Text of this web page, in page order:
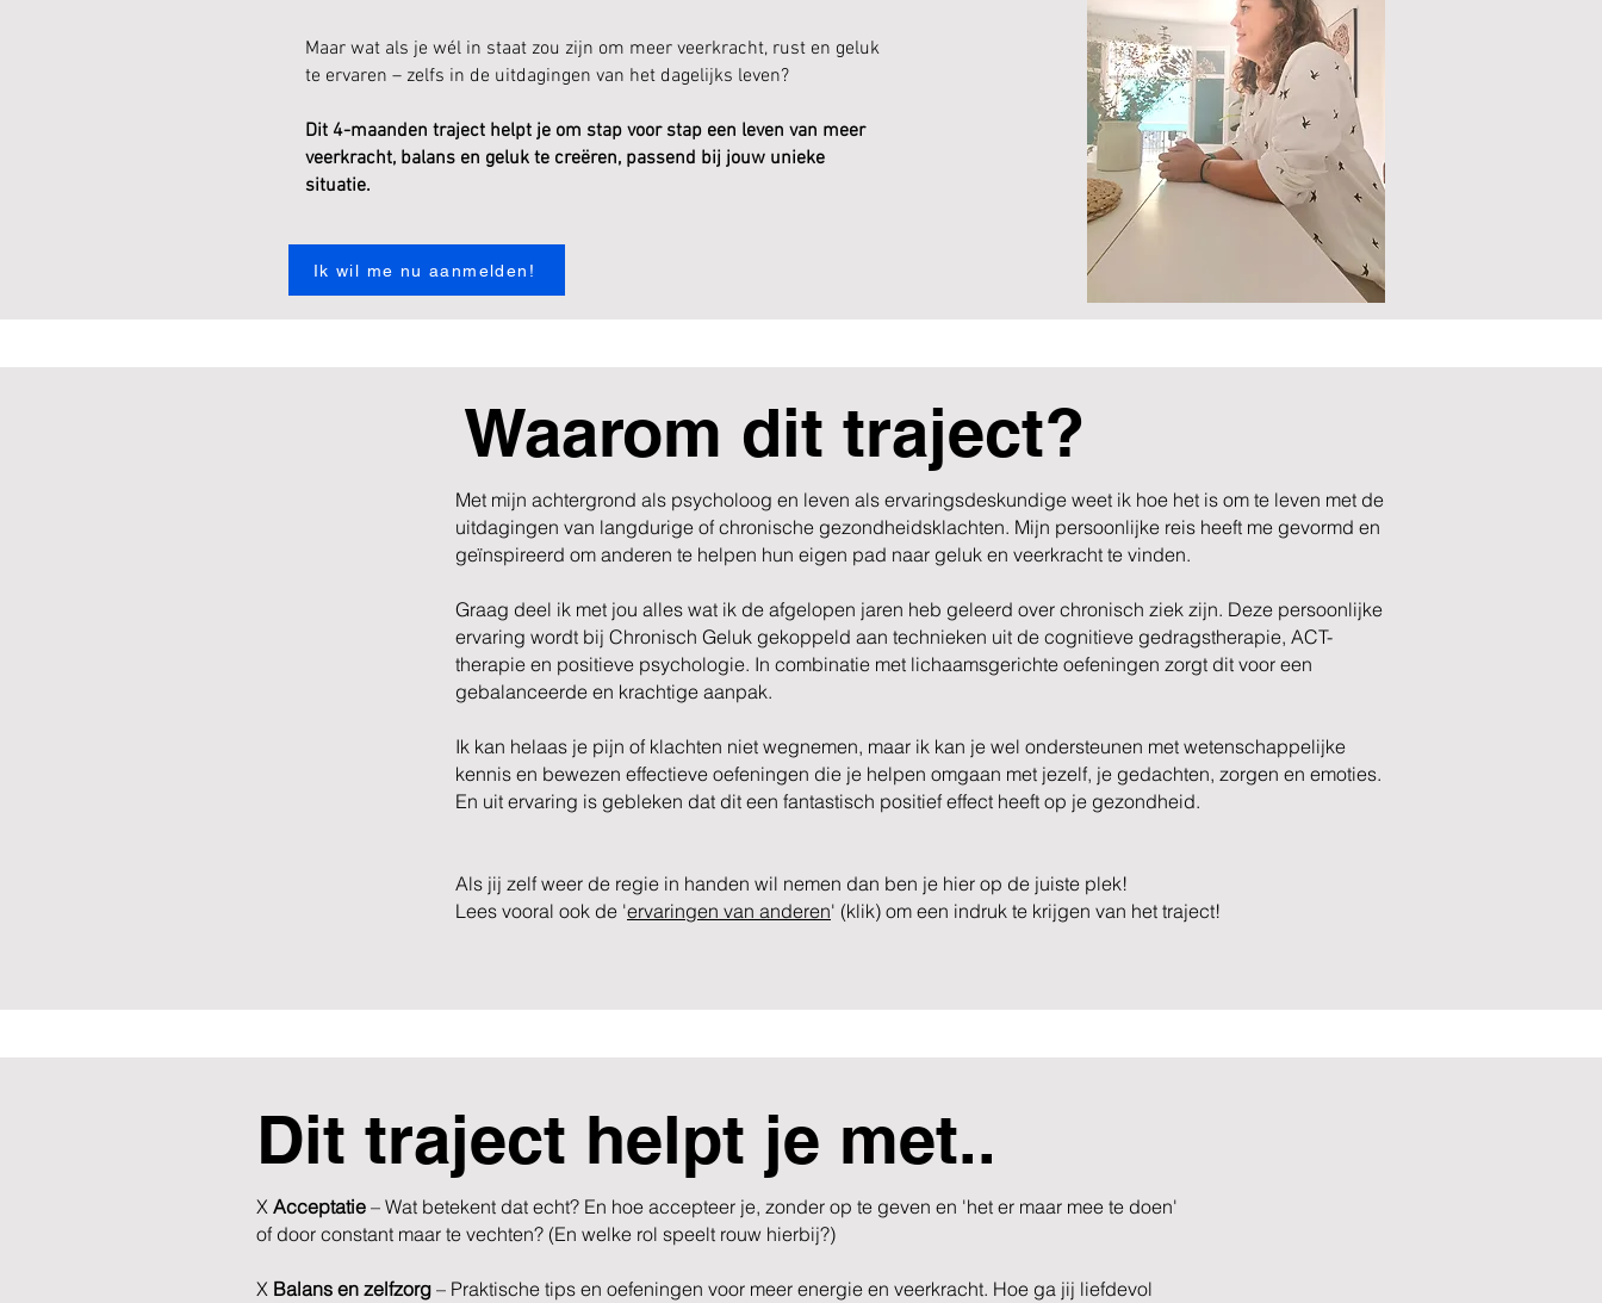
Maar wat als je wél in staat zou zijn om meer veerkracht, rust en geluk
te ervaren – zelfs in de uitdagingen van het dagelijks leven?
Dit 4-maanden traject helpt je om stap voor stap een leven van meer
veerkracht, balans en geluk te creëren, passend bij jouw unieke
situatie.
Ik wil me nu aanmelden!
Waarom dit traject?
Met mijn achtergrond als psycholoog en leven als ervaringsdeskundige weet ik hoe het is om te leven met de
uitdagingen van langdurige of chronische gezondheidsklachten. Mijn persoonlijke reis heeft me gevormd en
geïnspireerd om anderen te helpen hun eigen pad naar geluk en veerkracht te vinden.
Graag deel ik met jou alles wat ik de afgelopen jaren heb geleerd over chronisch ziek zijn. Deze persoonlijke
ervaring wordt bij Chronisch Geluk gekoppeld aan technieken uit de cognitieve gedragstherapie, ACT-
therapie en positieve psychologie. In combinatie met lichaamsgerichte oefeningen zorgt dit voor een
gebalanceerde en krachtige aanpak.
Ik kan helaas je pijn of klachten niet wegnemen, maar ik kan je wel ondersteunen met wetenschappelijke
kennis en bewezen effectieve oefeningen die je helpen omgaan met jezelf, je gedachten, zorgen en emoties.
En uit ervaring is gebleken dat dit een fantastisch positief effect heeft op je gezondheid.
Als jij zelf weer de regie in handen wil nemen dan ben je hier op de juiste plek!
Lees vooral ook de 'ervaringen van anderen' (klik) om een indruk te krijgen van het traject!
Dit traject helpt je met..
X Acceptatie – Wat betekent dat echt? En hoe accepteer je, zonder op te geven en 'het er maar mee te doen'
of door constant maar te vechten? (En welke rol speelt rouw hierbij?)
X Balans en zelfzorg – Praktische tips en oefeningen voor meer energie en veerkracht. Hoe ga jij liefdevol